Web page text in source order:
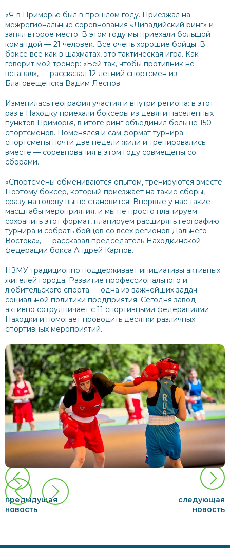
«Я в Приморье был в прошлом году. Приезжал на
межрегиональные соревнования «Ливадийский ринг» и
занял второе место. В этом году мы приехали большой
командой — 21 человек. Все очень хорошие бойцы. В
боксе всё как в шахматах, это тактическая игра. Как
говорит мой тренер: «Бей так, чтобы противник не
вставал», — рассказал 12-летний спортсмен из
Благовещенска Вадим Леснов.
Изменилась география участия и внутри региона: в этот
раз в Находку приехали боксеры из девяти населенных
пунктов Приморья, в итоге ринг объединил больше 150
спортсменов. Поменялся и сам формат турнира:
спортсмены почти две недели жили и тренировались
вместе — соревнования в этом году совмещены со
сборами.
«Спортсмены обмениваются опытом, тренируются вместе.
Поэтому боксер, который приезжает на такие сборы,
сразу на голову выше становится. Впервые у нас такие
масштабы мероприятия, и мы не просто планируем
сохранить этот формат, планируем расширять географию
турнира и собрать бойцов со всех регионов Дальнего
Востока», — рассказал председатель Находкинской
федерации бокса Андрей Карпов.
НЗМУ традиционно поддерживает инициативы активных
жителей города. Развитие профессионального и
любительского спорта — одна из важнейших задач
социальной политики предприятия. Сегодня завод
активно сотрудничает с 11 спортивными федерациями
Находки и помогает проводить десятки различных
спортивных мероприятий.
предыдущая
новость
следующая
новость